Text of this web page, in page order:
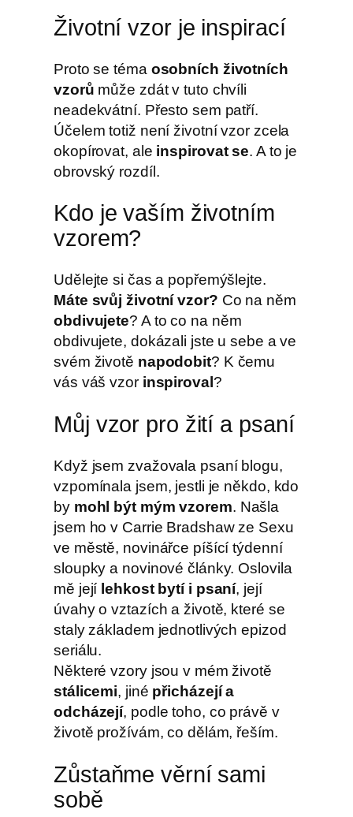
Životní vzor je inspirací
Proto se téma osobních životních
vzorů může zdát v tuto chvíli
neadekvátní. Přesto sem patří.
Účelem totiž není životní vzor zcela
okopírovat, ale inspirovat se. A to je
obrovský rozdíl.
Kdo je vaším životním
vzorem?
Udělejte si čas a popřemýšlejte.
Máte svůj životní vzor? Co na něm
obdivujete? A to co na něm
obdivujete, dokázali jste u sebe a ve
svém životě napodobit? K čemu
vás váš vzor inspiroval ?
Můj vzor pro žití a psaní
Když jsem zvažovala psaní blogu,
vzpomínala jsem, jestli je někdo, kdo
by mohl být mým vzorem. Našla
jsem ho v Carrie Bradshaw ze Sexu
ve městě, novinářce píšící týdenní
sloupky a novinové články. Oslovila
mě její lehkost bytí i psaní, její
úvahy o vztazích a životě, které se
staly základem jednotlivých epizod
seriálu.
Některé vzory jsou v mém životě
stálicemi, jiné přicházejí a
odcházejí, podle toho, co právě v
životě prožívám, co dělám, řeším.
Zůstaňme věrní sami
sobě